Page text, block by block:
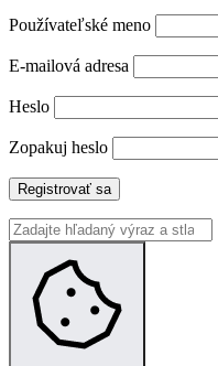
Používateľské meno
E-mailová adresa
Heslo
Zopakuj heslo
Registrovať sa